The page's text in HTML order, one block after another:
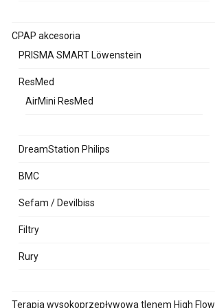
CPAP akcesoria
PRISMA SMART Löwenstein
ResMed
AirMini ResMed
DreamStation Philips
BMC
Sefam / Devilbiss
Filtry
Rury
Terapia wysokoprzepływowa tlenem High Flow